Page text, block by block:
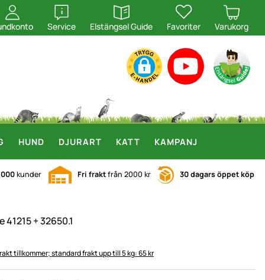
Service
öppna
Elstängsel Guide
öppna
Favoriter Varukorg
HUND DJURART KATT KAMPANJ
kunder Fri fraktfrån 2000 kr 30 dagars öppet köp
41215 + 32650.1
tillkommer; standard frakt upp till 5 kg: 65 kr